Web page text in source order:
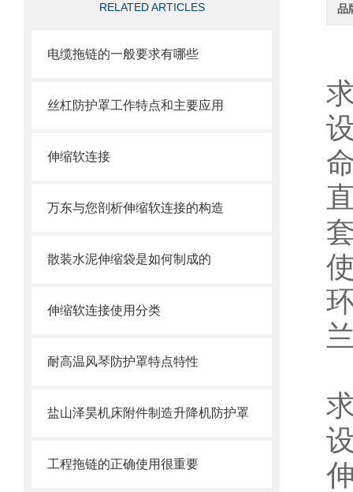
RELATED ARTICLES
电缆拖链的一般要求有哪些
丝杠防护罩工作特点和主要应用
伸缩软连接
万东与您剖析伸缩软连接的构造
散装水泥伸缩袋是如何制成的
伸缩软连接使用分类
耐高温风琴防护罩特点特性
盐山泽昊机床附件制造升降机防护罩
工程拖链的正确使用很重要
品